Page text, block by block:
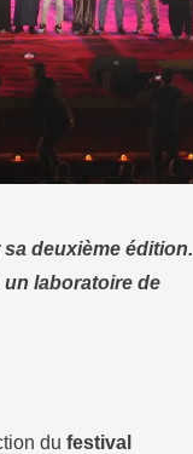
deuxième édition.
un laboratoire de
du festival